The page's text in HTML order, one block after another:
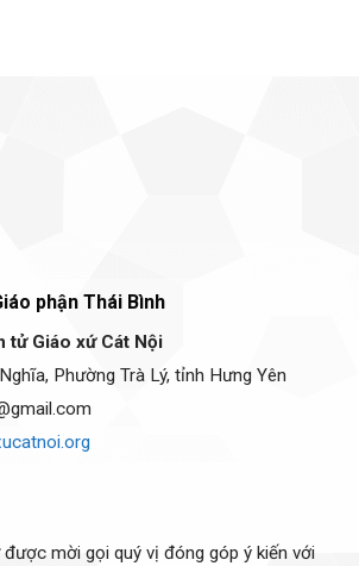
phận Thái Bình
tử Giáo xứ Cát Nội
Phường Trà Lý, tỉnh Hưng Yên
mời gọi quý vị đóng góp ý kiến với